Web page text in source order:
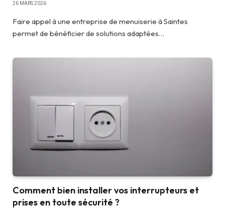
26 MARS 2026
Faire appel à une entreprise de menuiserie à Saintes
permet de bénéficier de solutions adaptées…
Comment bien installer vos interrupteurs et
prises en toute sécurité ?